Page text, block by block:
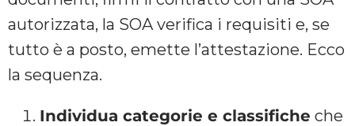
autorizzata, la SOA verifica i requisiti e, se
tutto è a posto, emette l’attestazione. Ecco
la sequenza.
Individua categorie e classifiche che